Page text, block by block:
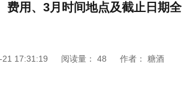
费用、3月时间地点及截止日期全
21 17:31:19 阅读量： 48 作者：
糖酒